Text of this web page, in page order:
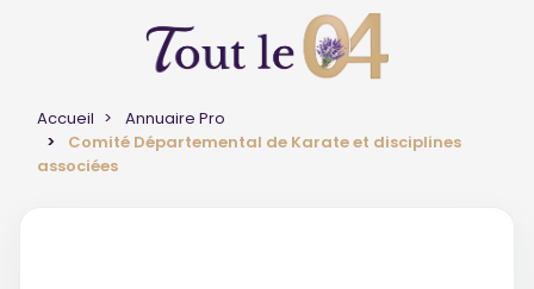
Accueil
Annuaire Pro
Comité Départemental de Karate et disciplines
associées